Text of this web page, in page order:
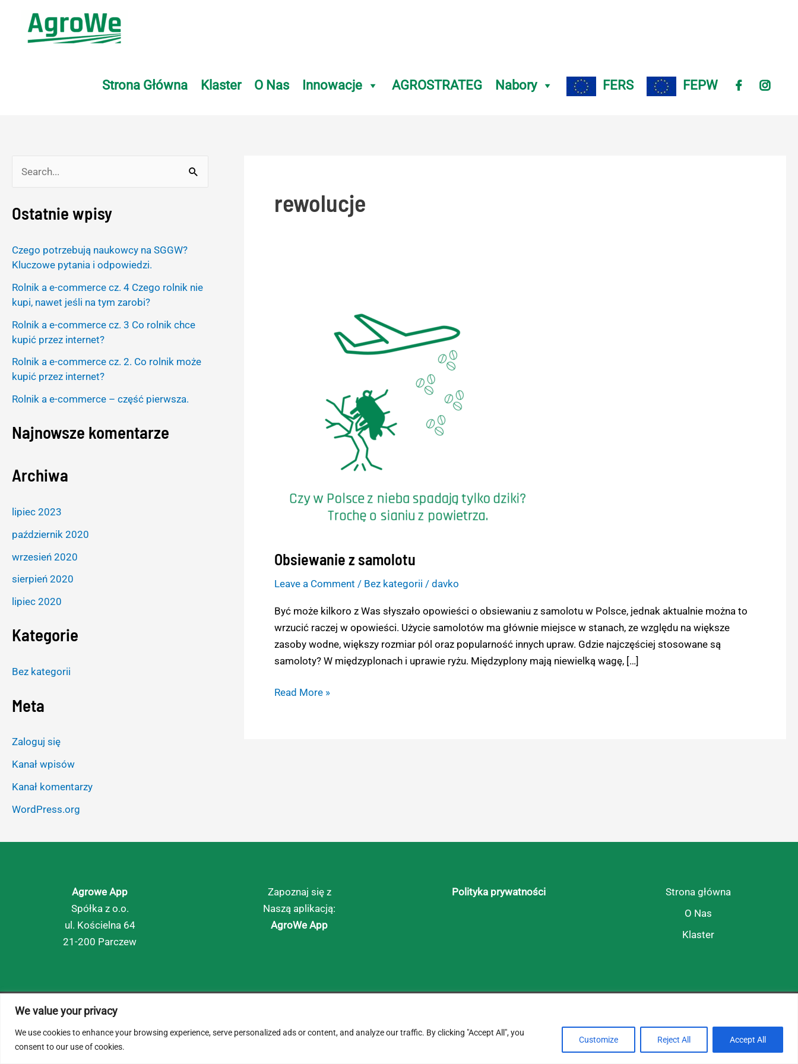
We value your privacy
We use cookies to enhance your browsing experience, serve personalized ads or content, and analyze our traffic. By clicking "Accept All", you
consent to our use of cookies.
Customize Reject All Accept All
content
Strona Główna Klaster O Nas Innowacje AGROSTRATEG Nabory FERS FEPW
a
c
f
r
:
Ostatnie wpisy
Czego potrzebują naukowcy na SGGW?
Kluczowe pytania i odpowiedzi.
Rolnik a e-commerce cz. 4 Czego rolnik nie
kupi, nawet jeśli na tym zarobi?
Rolnik a e-commerce cz. 3 Co rolnik chce
kupić przez internet?
Rolnik a e-commerce cz. 2. Co rolnik może
kupić przez internet?
Rolnik a e-commerce – część pierwsza.
Najnowsze komentarze
Archiwa
lipiec 2023
październik 2020
wrzesień 2020
sierpień 2020
lipiec 2020
Kategorie
Bez kategorii
Meta
Zaloguj się
Kanał wpisów
Kanał komentarzy
WordPress.org
rewolucje
Obsiewanie z samolotu
Leave a Comment / Bez kategorii /davko
Być może kilkoro z Was słyszało opowieści o obsiewaniu z samolotu w Polsce, jednak aktualnie można to
wrzucić raczej w opowieści. Użycie samolotów ma głównie miejsce w stanach, ze względu na większe
zasoby wodne, większy rozmiar pól oraz popularność innych upraw. Gdzie najczęściej stosowane są
samoloty? W międzyplonach i uprawie ryżu. Międzyplony mają niewielką wagę, […]
Read More »
Agrowe App
Spółka z o.o.
ul. Kościelna 64
21-200 Parczew
Zapoznaj się z
Naszą aplikacją:
AgroWe App
Polityka prywatności
Strona główna
O Nas
Klaster
© 2026 AgroWe. Wszelkie prawa zastrzeżone. Tak się żyje na tej wsi!